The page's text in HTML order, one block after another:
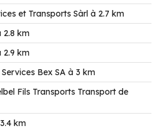
et Transports Sàrl à 2.7 km
2.8 km
2.9 km
Bex SA à 3 km
Fils Transports Transport de
km